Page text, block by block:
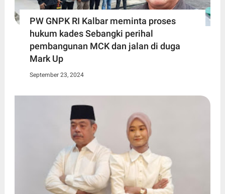
PW GNPK RI Kalbar meminta proses
hukum kades Sebangki perihal
pembangunan MCK dan jalan di duga
Mark Up
September 23, 2024